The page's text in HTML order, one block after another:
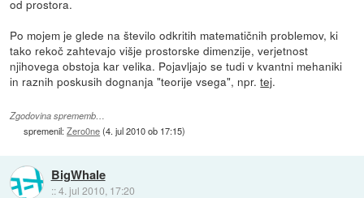
od prostora.
Po mojem je glede na število odkritih matematičnih problemov, ki
tako rekoč zahtevajo višje prostorske dimenzije, verjetnost
njihovega obstoja kar velika. Pojavljajo se tudi v kvantni mehaniki
in raznih poskusih dognanja "teorije vsega", npr.tej.
Zgodovina sprememb…
spremenil:Zero0ne(4. jul 2010 ob 17:15)
BigWhale
::4. jul 2010, 17:20